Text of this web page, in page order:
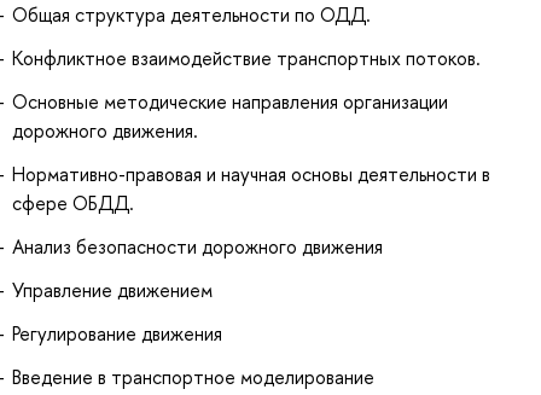
Общая структура деятельности по ОДД.
Конфликтное взаимодействие транспортных потоков.
Основные методические направления организации
дорожного движения.
Нормативно-правовая и научная основы деятельности в
сфере ОБДД.
Анализ безопасности дорожного движения
Управление движением
Регулирование движения
Введение в транспортное моделирование